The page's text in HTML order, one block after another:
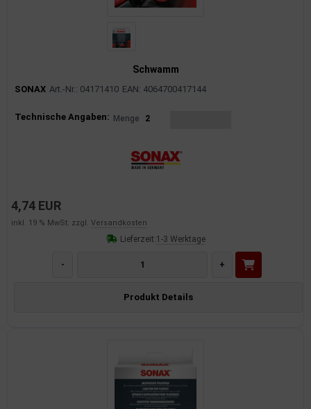
Schwamm
SONAX Art.-Nr.: 04171410 EAN: 4064700417144
Produktinformationen
Technische Angaben: Menge 2
4,74 EUR
inkl. 19 % MwSt. zzgl. Versandkosten
Lieferzeit:1-3 Werktage
- +
Produkt Details
Kommunikationssysteme